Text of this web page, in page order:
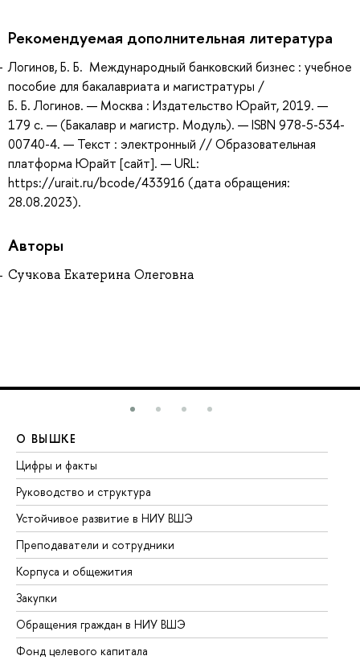
Рекомендуемая дополнительная литература
Логинов, Б. Б. Международный банковский бизнес : учебное
пособие для бакалавриата и магистратуры /
Б. Б. Логинов. — Москва : Издательство Юрайт, 2019. —
179 с. — (Бакалавр и магистр. Модуль). — ISBN 978-5-534-
00740-4. — Текст : электронный // Образовательная
платформа Юрайт [сайт]. — URL:
https://urait.ru/bcode/433916 (дата обращения:
28.08.2023).
Авторы
Сучкова Екатерина Олеговна
О ВЫШКЕ
Цифры и факты
Руководство и структура
Устойчивое развитие в НИУ ВШЭ
Преподаватели и сотрудники
Корпуса и общежития
Закупки
Обращения граждан в НИУ ВШЭ
Фонд целевого капитала